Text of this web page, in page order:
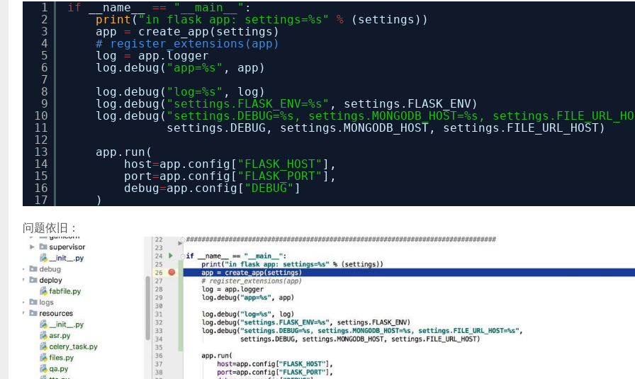
1
2
3
4
5
6
7
8
9
10
11
12
13
14
15
16
17
if __name__ == "__main__" :
print ( "in flask app: settings=%s" %
(settings))
app =
create_app(settings)
# register_extensions(app)
log =
app.logger
log.debug( "app=%s" , app)
log.debug( "log=%s" , log)
log.debug( "settings.FLASK_ENV=%s" , settings.FLASK_ENV)
log.debug( "settings.DEBUG=%s, settings.MONGODB_HOST=%s,
settings.DEBUG, settings.MONGODB_HOST, settings.FILE_URL_HOST)
app.run(
host=app.config[ "FLASK_HOST" ],
port=app.config[ "FLASK_PORT" ],
debug=app.config[ "DEBUG" ]
)
问题依旧：